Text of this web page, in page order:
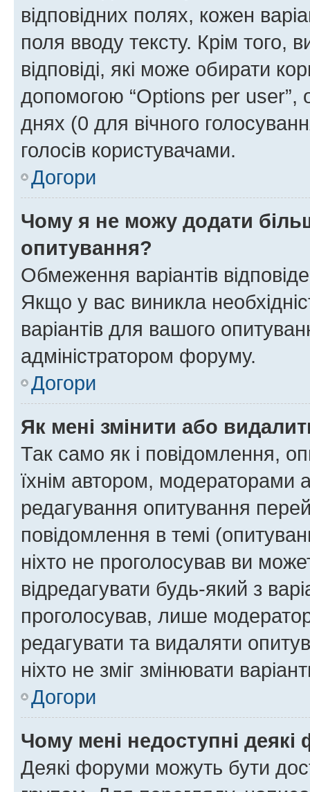
відповідних полях, кожен
поля вводу тексту. Крім того,
відповіді, які може обирати
допомогою “Options per user”,
днях (0 для вічного
голосів користувачами.
Догори
Чому я не можу додати
опитування?
Обмеження варіантів
Якщо у вас виникла
варіантів для вашого
адміністратором форуму.
Догори
Як мені змінити або
Так само як і повідомлення,
їхнім автором, модераторами
редагування опитування
повідомлення в темі
ніхто не проголосував ви
відредагувати будь-який з
проголосував, лише
редагувати та видаляти
ніхто не зміг змінювати
Догори
Чому мені недоступні
Деякі форуми можуть бути